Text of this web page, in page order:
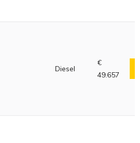
Diesel
€
49.657